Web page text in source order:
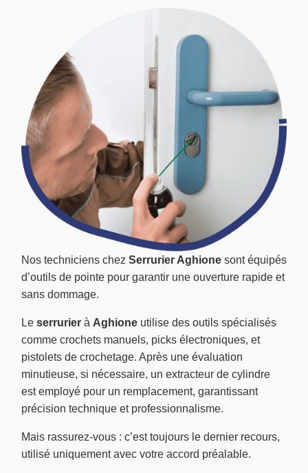
Nos techniciens chez Serrurier Aghione sont équipés
d’outils de pointe pour garantir une ouverture rapide et
sans dommage.
Le serrurier à Aghione utilise des outils spécialisés
comme crochets manuels, picks électroniques, et
pistolets de crochetage. Après une évaluation
minutieuse, si nécessaire, un extracteur de cylindre
est employé pour un remplacement, garantissant
précision technique et professionnalisme.
Mais rassurez-vous : c’est toujours le dernier recours,
utilisé uniquement avec votre accord préalable.